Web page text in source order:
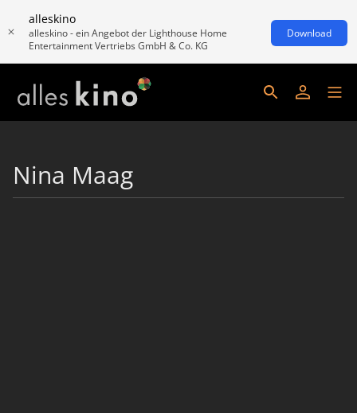
alleskino
alleskino - ein Angebot der Lighthouse Home
Entertainment Vertriebs GmbH & Co. KG
Download
Nina Maag